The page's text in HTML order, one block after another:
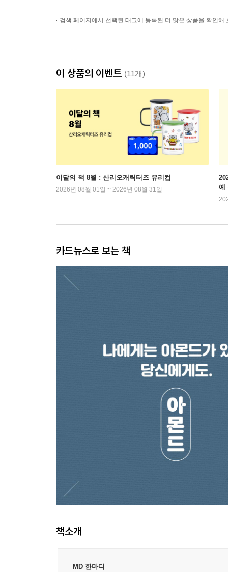
검색 페이지에서 선택된 태그에 등록된 더 많은 상품을 확인해
이 상품의 이벤트 (11개)
이달의 책 8월 : 산리오캐릭터즈 유리컵
2026년 08월 01일 ~ 2026년 08월 31일
예
카드뉴스로 보는 책
책소개
MD 한마디